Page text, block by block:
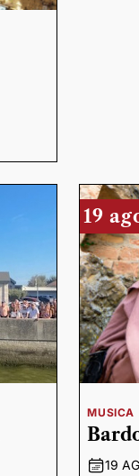
19
MUSICA
19